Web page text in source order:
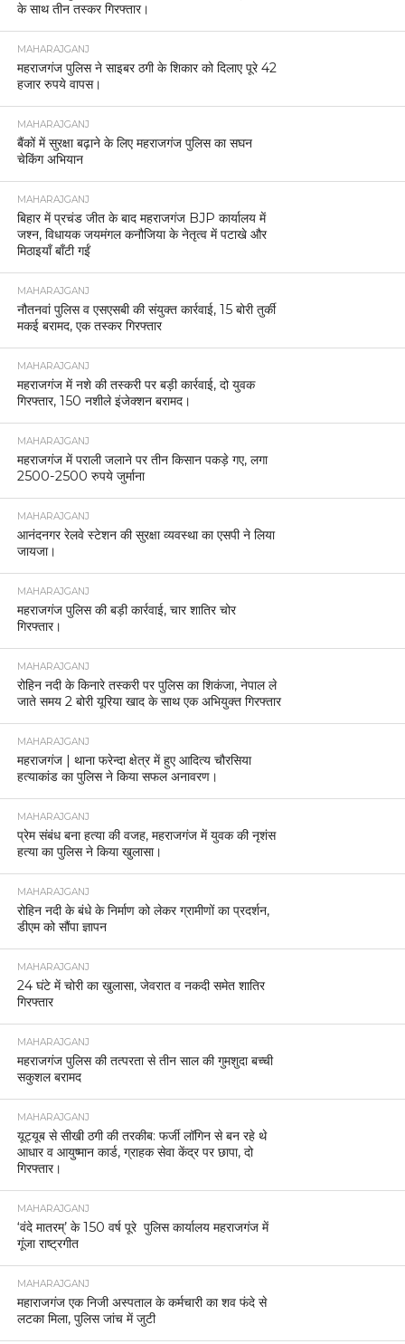
के साथ तीन तस्कर गिरफ्तार।
MAHARAJGANJ
महराजगंज पुलिस ने साइबर ठगी के शिकार को दिलाए पूरे 42
हजार रुपये वापस।
MAHARAJGANJ
बैंकों में सुरक्षा बढ़ाने के लिए महराजगंज पुलिस का सघन
चेकिंग अभियान
MAHARAJGANJ
बिहार में प्रचंड जीत के बाद महराजगंज BJP कार्यालय में
जश्न, विधायक जयमंगल कनौजिया के नेतृत्व में पटाखे और
मिठाइयाँ बाँटी गईं
MAHARAJGANJ
नौतनवां पुलिस व एसएसबी की संयुक्त कार्रवाई, 15 बोरी तुर्की
मकई बरामद, एक तस्कर गिरफ्तार
MAHARAJGANJ
महराजगंज में नशे की तस्करी पर बड़ी कार्रवाई, दो युवक
गिरफ्तार, 150 नशीले इंजेक्शन बरामद।
MAHARAJGANJ
महराजगंज में पराली जलाने पर तीन किसान पकड़े गए, लगा
2500-2500 रुपये जुर्माना
MAHARAJGANJ
आनंदनगर रेलवे स्टेशन की सुरक्षा व्यवस्था का एसपी ने लिया
जायजा।
MAHARAJGANJ
महराजगंज पुलिस की बड़ी कार्रवाई, चार शातिर चोर
गिरफ्तार।
MAHARAJGANJ
रोहिन नदी के किनारे तस्करी पर पुलिस का शिकंजा, नेपाल ले
जाते समय 2 बोरी यूरिया खाद के साथ एक अभियुक्त गिरफ्तार
MAHARAJGANJ
महराजगंज | थाना फरेन्दा क्षेत्र में हुए आदित्य चौरसिया
हत्याकांड का पुलिस ने किया सफल अनावरण।
MAHARAJGANJ
प्रेम संबंध बना हत्या की वजह, महराजगंज में युवक की नृशंस
हत्या का पुलिस ने किया खुलासा।
MAHARAJGANJ
रोहिन नदी के बंधे के निर्माण को लेकर ग्रामीणों का प्रदर्शन,
डीएम को सौंपा ज्ञापन
MAHARAJGANJ
24 घंटे में चोरी का खुलासा, जेवरात व नकदी समेत शातिर
गिरफ्तार
MAHARAJGANJ
महराजगंज पुलिस की तत्परता से तीन साल की गुमशुदा बच्ची
सकुशल बरामद
MAHARAJGANJ
यूट्यूब से सीखी ठगी की तरकीब: फर्जी लॉगिन से बन रहे थे
आधार व आयुष्मान कार्ड, ग्राहक सेवा केंद्र पर छापा, दो
गिरफ्तार।
MAHARAJGANJ
‘वंदे मातरम्’ के 150 वर्ष पूरे पुलिस कार्यालय महराजगंज में
गूंजा राष्ट्रगीत
MAHARAJGANJ
महाराजगंज एक निजी अस्पताल के कर्मचारी का शव फंदे से
लटका मिला, पुलिस जांच में जुटी